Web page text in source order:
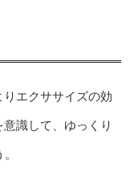
エクササイズの効
識して、ゆっくり